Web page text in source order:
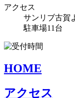
アクセス
サンリブ古賀
駐車場11台
HOME
アクセス